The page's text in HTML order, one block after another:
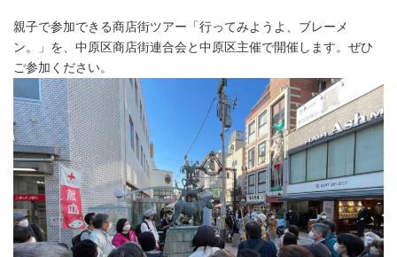
親子で参加できる商店街ツアー「行ってみようよ、ブレーメ
ン。」を、中原区商店街連合会と中原区主催で開催します。ぜひ
ご参加ください。